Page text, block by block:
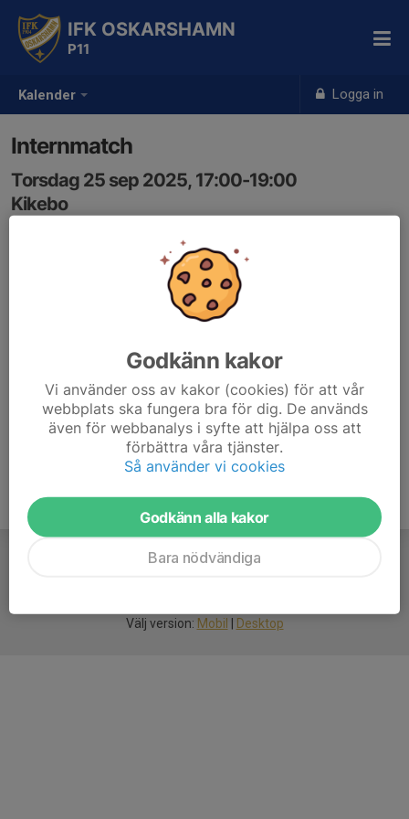
Kalender Logga in
IFK OSKARSHAMN
P11
Internmatch
Torsdag 25 sep 2025, 17:00-19:00
Kikebo
Välj version: Mobil Desktop
Godkänn kakor
Vi använder oss av kakor (cookies) för att vår
webbplats ska fungera bra för dig. De används
även för webbanalys i syfte att hjälpa oss att
förbättra våra tjänster.
Så använder vi cookies
Godkänn alla kakor
Bara nödvändiga